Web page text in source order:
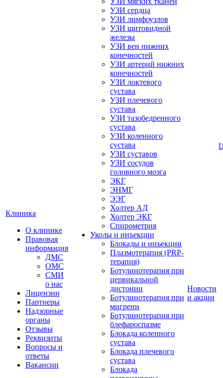
Клиника
О клинике
Правовая
информация
ДМС
ОМС
СМИ
о нас
Лицензии
Партнеры
Надзорные
органы
Отзывы
Реквизиты
Вопросы и
ответы
Вакансии
УЗИ сердца
УЗИ лимфоузлов
УЗИ щитовидной
железы
УЗИ вен нижних
конечностей
УЗИ артерий нижних
конечностей
УЗИ локтевого
сустава
УЗИ плечевого
сустава
УЗИ тазобедренного
сустава
УЗИ коленного
сустава
УЗИ суставов
УЗИ сосудов
головного мозга
ЭКГ
ЭНМГ
ЭЭГ
Холтер АД
Холтер ЭКГ
Спирометрия
Уколы и инъекции
Блокады и инъекции
Плазмотерапия (PRP-
терапия)
Ботулинотерапия при
цервикальной
дистонии
Ботулинотерапия при
мигрени
Ботулинотерапия при
блефароспазме
Блокада коленного
сустава
Блокада плечевого
сустава
Блокада
Новости
и акции